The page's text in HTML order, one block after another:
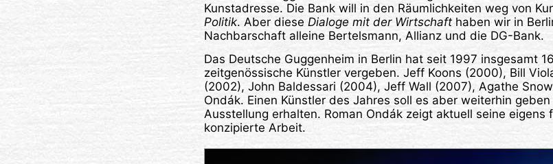
Kunstadresse. Die Bank will in den Räumlichkeiten weg von
Politik. Aber diese Dialoge mit der Wirtschaft haben wir in
Nachbarschaft alleine Bertelsmann, Allianz und die DG-Bank.
Das Deutsche Guggenheim in Berlin hat seit 1997 insgesamt
zeitgenössische Künstler vergeben. Jeff Koons (2000), Bill
(2002), John Baldessari (2004), Jeff Wall (2007), Agathe
Ondák. Einen Künstler des Jahres soll es aber weiterhin
Ausstellung erhalten. Roman Ondák zeigt aktuell seine eigens
konzipierte Arbeit.